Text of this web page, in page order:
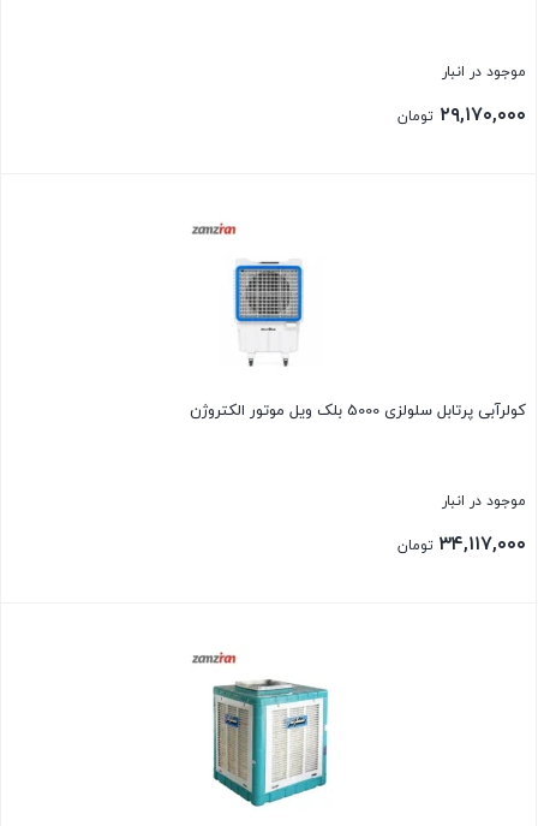
موجود در انبار
۲۹,۱۷۰,۰۰۰ تومان
کولرآبی پرتابل سلولزی 5000 بلک ویل موتور الکتروژن
موجود در انبار
۳۴,۱۱۷,۰۰۰ تومان